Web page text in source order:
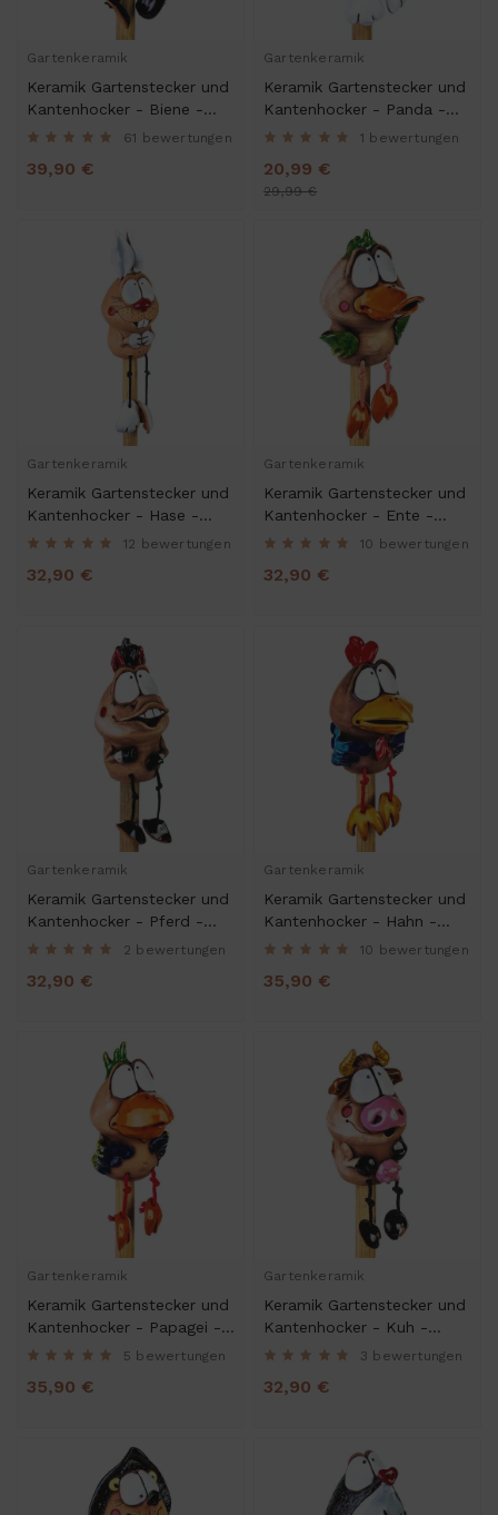
Gartenkeramik
Keramik Gartenstecker und
Kantenhocker - Biene -
Gartendeko
61 bewertungen
39,90 €
Gartenkeramik
Keramik Gartenstecker und
Kantenhocker - Panda -
Gartendeko
1 bewertungen
20,99 €
29,99 €
Gartenkeramik
Keramik Gartenstecker und
Kantenhocker - Hase -
Gartendeko
12 bewertungen
32,90 €
Gartenkeramik
Keramik Gartenstecker und
Kantenhocker - Ente -
Gartendeko
10 bewertungen
32,90 €
Gartenkeramik
Keramik Gartenstecker und
Kantenhocker - Pferd -
Gartendeko
2 bewertungen
32,90 €
Gartenkeramik
Keramik Gartenstecker und
Kantenhocker - Hahn -
Gartendeko
10 bewertungen
35,90 €
Gartenkeramik
Keramik Gartenstecker und
Kantenhocker - Papagei -
Gartendeko
5 bewertungen
35,90 €
Gartenkeramik
Keramik Gartenstecker und
Kantenhocker - Kuh -
Gartendeko
3 bewertungen
32,90 €